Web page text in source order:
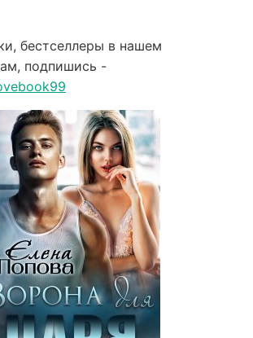
бестселлеры в нашем
подпишись -